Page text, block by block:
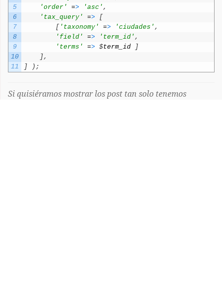
5
6
7
8
9
10
11
'order'
=> 'asc' ,
'tax_query'
=>
[
[ 'taxonomy' => 'ciudades' ,
'field'
=> 'term_id' ,
'terms'
=> $term_id
]
],
]
) ;
Si quisiéramos mostrar los post tan solo tenemos